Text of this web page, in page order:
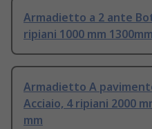
Armadietto a 2 ante
ripiani 1000 mm
Armadietto A
Acciaio, 4 ripiani 2000
mm